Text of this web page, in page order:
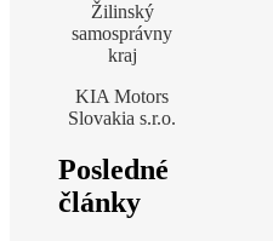
Žilinský
samosprávny
kraj
KIA Motors
Slovakia s.r.o.
Posledné
články